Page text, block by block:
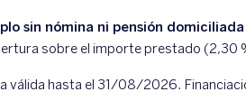
sin nómina ni pensión domiciliada
sobre el importe prestado (2,30
válida hasta el 31/08/2026.